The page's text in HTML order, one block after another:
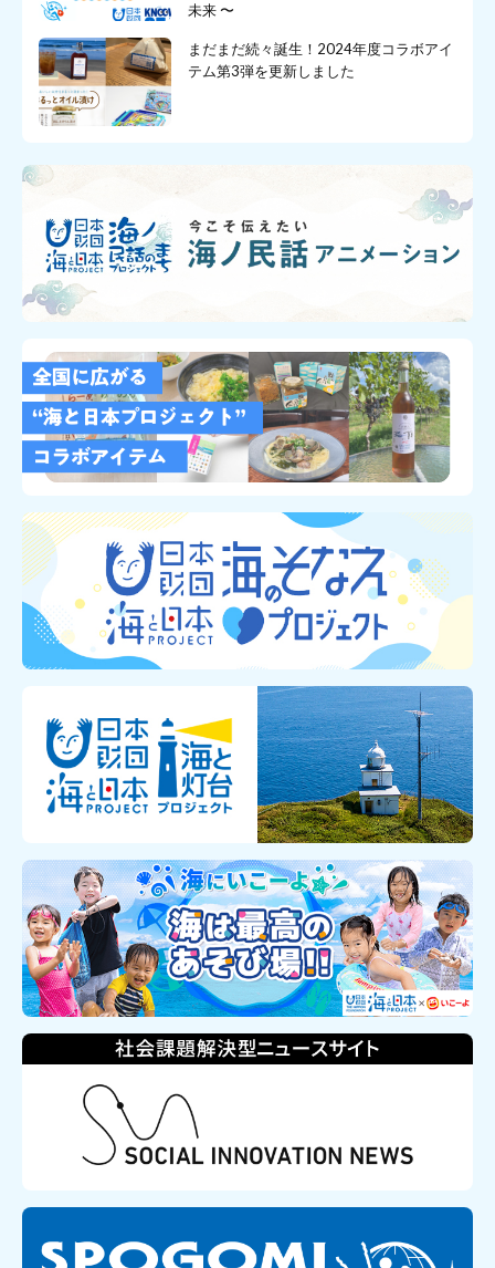
未来 〜
まだまだ続々誕生！2024年度コラボアイ
テム第3弾を更新しました